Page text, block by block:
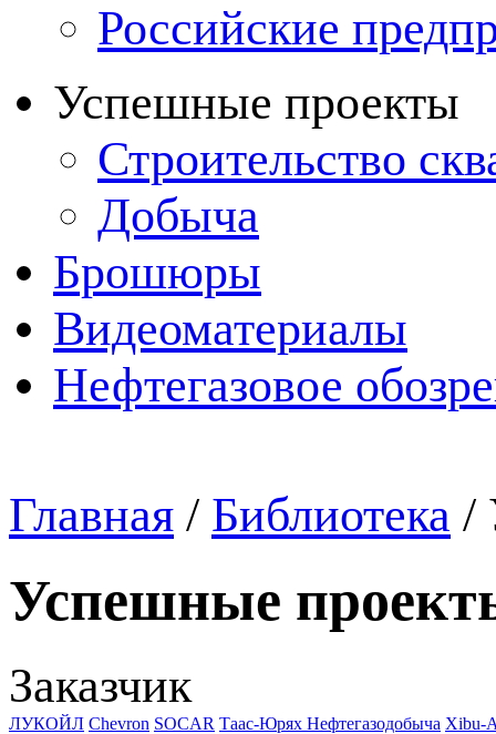
Российские
Успешные проекты
Строительство
Добыча
Брошюры
Видеоматериалы
Нефтегазовое
Главная / Библиотека /
Успешные
Заказчик
ЛУКОЙЛ Chevron SOCAR Таас-Юрях Нефтегазодобыча Xibu-